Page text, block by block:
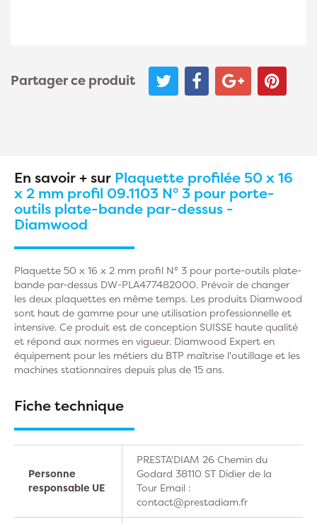
Partager ce produit
En savoir + sur Plaquette profilée 50 x 16
x 2 mm profil 09.1103 N° 3 pour porte-
outils plate-bande par-dessus -
Diamwood
Plaquette 50 x 16 x 2 mm profil N° 3 pour porte-outils plate-
bande par-dessus DW-PLA477482000. Prévoir de changer
les deux plaquettes en même temps. Les produits Diamwood
sont haut de gamme pour une utilisation professionnelle et
intensive. Ce produit est de conception SUISSE haute qualité
et répond aux normes en vigueur. Diamwood Expert en
équipement pour les métiers du BTP maîtrise l'outillage et les
machines stationnaires depuis plus de 15 ans.
Fiche technique
Personne
responsable UE
PRESTA'DIAM 26 Chemin du
Godard 38110 ST Didier de la
Tour Email :
contact@prestadiam.fr